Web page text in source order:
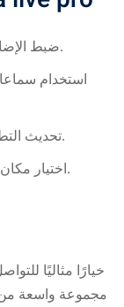
ضبط الإضاءة في المكان للحصول على صورة واضحة.
استخدام
تحديث التطبيق بانتظام للاستفادة من الميزات الجديدة.
اختيار مكان هادئ لتقليل الضوضاء أثناء البث والمحادثة.
مجموعة واسعة من